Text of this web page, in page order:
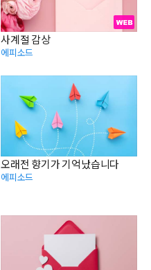
사계절 감상
에피소드
오래전 향기가 기억났습니다
에피소드